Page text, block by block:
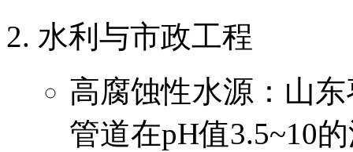
水利与市政工程
高腐蚀性水源：山
管道在pH值3.5~10